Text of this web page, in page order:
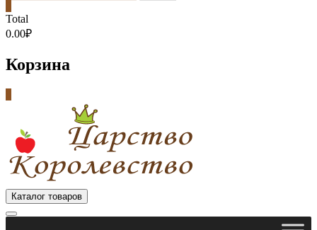
Total
0.00₽
Корзина
Каталог товаров